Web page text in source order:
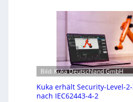
i
b
l
e
F
i
n
Bild: Kuka Deutschland GmbH
Kuka erhält Security-Level-
nach IEC62443-4-2